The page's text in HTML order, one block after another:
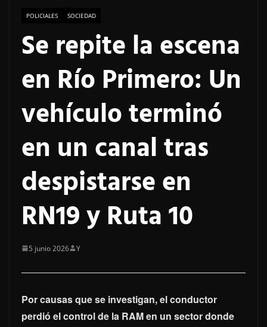
POLICIALES SOCIEDAD
Se repite la escena
en Río Primero: Un
vehículo terminó
en un canal tras
despistarse en
RN19 y Ruta 10
5 junio 2026 Y
Por causas que se investigan, el conductor
perdió el control de la RAM en un sector donde